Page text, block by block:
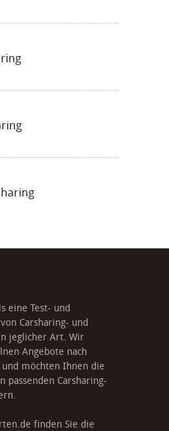
eine Test- und
Carsharing- und
jeglicher Art. Wir
Angebote nach
möchten Ihnen die
passenden Carsharing-
finden Sie die